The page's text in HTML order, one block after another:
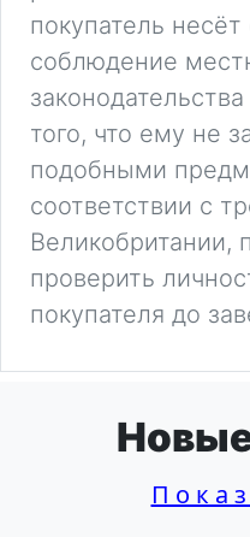
покупатель
соблюдение
того, что ему не
подобными
соответствии с
Великобритании,
проверить
покупателя до